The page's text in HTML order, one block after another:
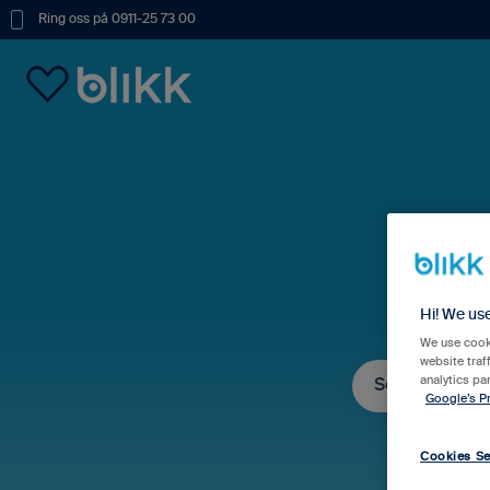
Ring oss på 0911-25 73 00
Hi! We
We use
website
analytics
Google’s
Cookies